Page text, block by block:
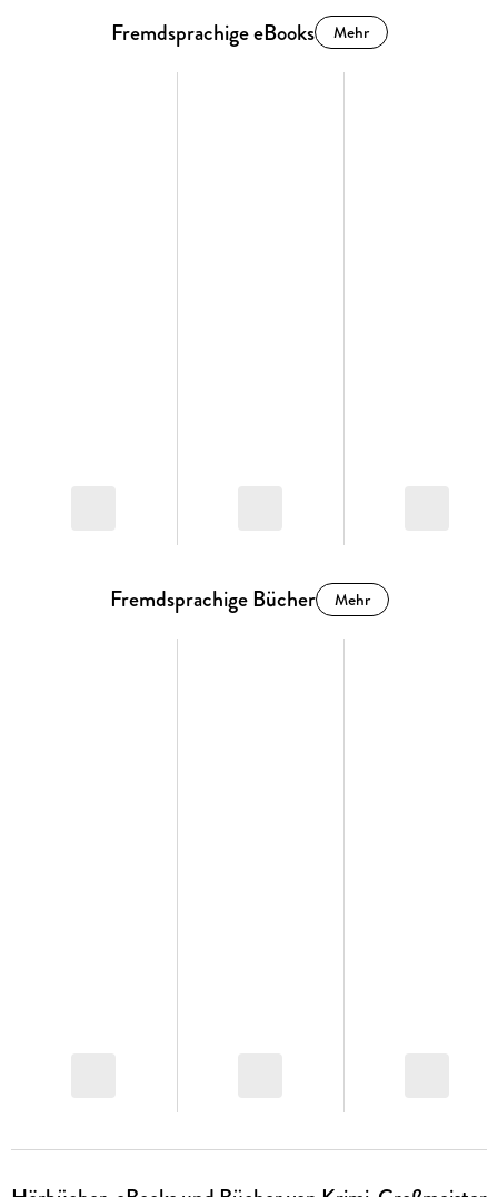
Fremdsprachige eBooks Mehr
Fremdsprachige Bücher Mehr